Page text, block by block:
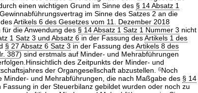
einen wichtigen Grund im Sinne des § 14 Absatz 1
im Sinne des Satzes 2 an die
Artikels 6 des Gesetzes vom 11. Dezember 2018
die Anwendung des § 14 Absatz 1 Satz 1 Nummer 3 nicht
1 Satz 3 und Absatz 6 in der Fassung desArtikels 1 des
§ 27 Absatz 6 Satz 3 in der Fassung desArtikels 8 des
387) sind erstmals auf Minder- und Mehrabführungen
des Zeitpunkts der Minder- und
der Organgesellschaft abzustellen. 6Noch
Minder- und Mehrabführungen, die nach Maßgabe des § 14
in der Steuerbilanz gebildet wurden oder noch zu